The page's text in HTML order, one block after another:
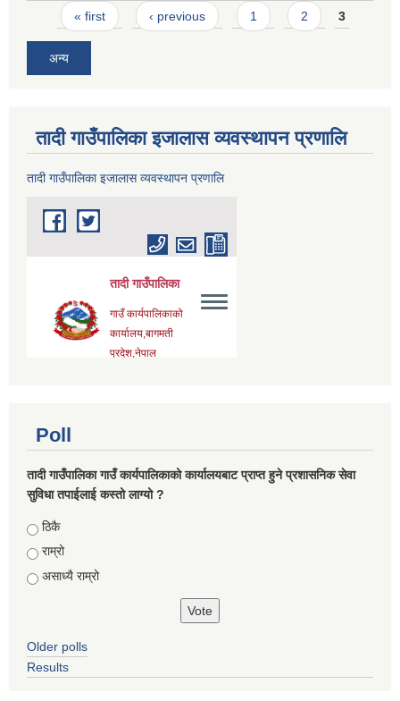
Pages
« first ‹ previous 1 2 3
अन्य
तादी गाउँपालिका इजालास व्यवस्थापन प्रणालि
तादी गाउँपालिका इजालास व्यवस्थापन प्रणालि
Poll
तादी गाउँपालिका गाउँ कार्यपालिकाको कार्यालयबाट प्राप्त हुने प्रशासनिक सेवा
सुविधा तपाईलाई कस्तो लाग्यो ?
Choices
ठिकै
राम्रो
असाध्यै राम्रो
Older polls
Results